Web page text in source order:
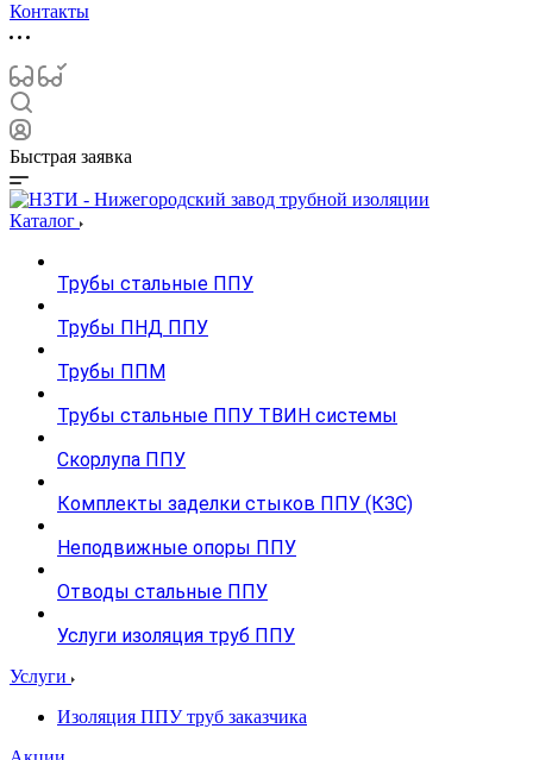
Контакты
Быстрая заявка
Каталог
Трубы стальные ППУ
Трубы ПНД ППУ
Трубы ППМ
Трубы стальные ППУ ТВИН системы
Скорлупа ППУ
Комплекты заделки стыков ППУ (КЗС)
Неподвижные опоры ППУ
Отводы стальные ППУ
Услуги изоляция труб ППУ
Услуги
Изоляция ППУ труб заказчика